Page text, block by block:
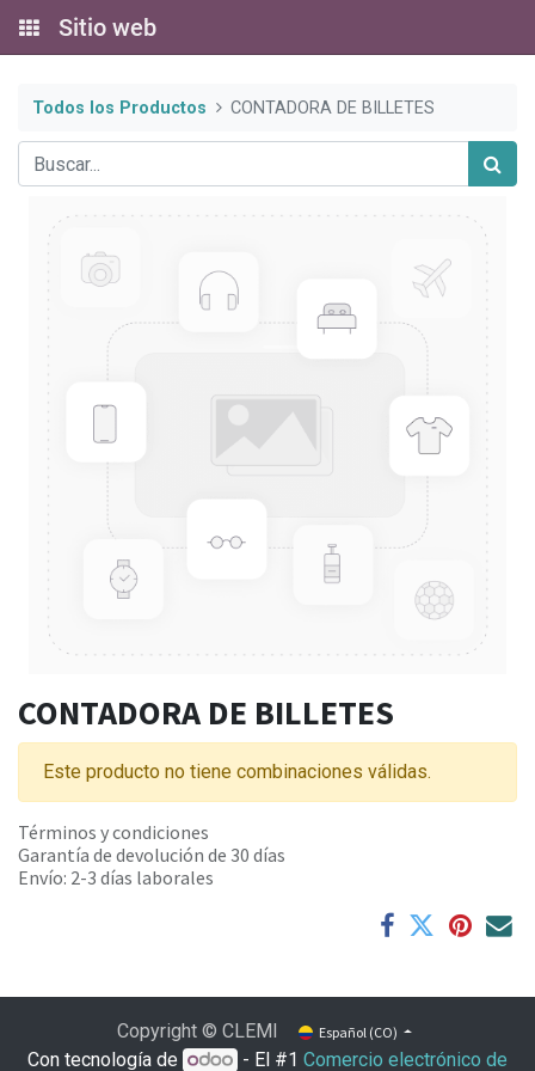
Sitio web
Todos los Productos CONTADORA DE BILLETES
CONTADORA DE BILLETES
Este producto no tiene combinaciones válidas.
Términos y condiciones
Garantía de devolución de 30 días
Envío: 2-3 días laborales
Copyright © CLEMI Español (CO)
Con tecnología de - El #1Comercio electrónico de